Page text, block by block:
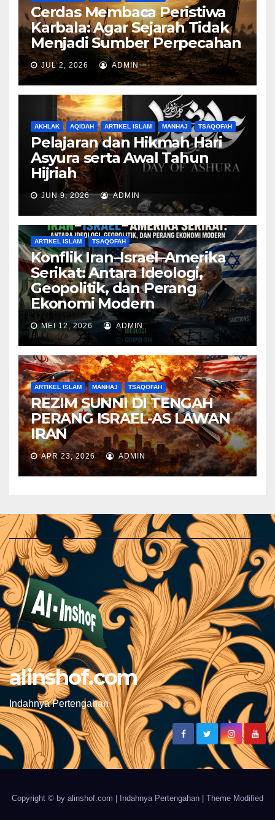
Cerdas Membaca Peristiwa
Karbala: Agar Sejarah Tidak
Menjadi Sumber Perpecahan
JUL 2, 2026 ADMIN
AKHLAK AQIDAH ARTIKEL ISLAM MANHAJ TSAQOFAH
Pelajaran dan Hikmah Hari
Asyura serta Awal Tahun
Hijriah
JUN 9, 2026 ADMIN
ARTIKEL ISLAM TSAQOFAH
Konflik Iran–Israel–Amerika
Serikat: Antara Ideologi,
Geopolitik, dan Perang
Ekonomi Modern
MEI 12, 2026 ADMIN
ARTIKEL ISLAM MANHAJ TSAQOFAH
REZIM SUNNI DI TENGAH
PERANG ISRAEL-AS LAWAN
IRAN
APR 23, 2026 ADMIN
alinshof.com
Indahnya Pertengahan
Copyright © by alinshof.com | Indahnya Pertengahan | Theme Modified